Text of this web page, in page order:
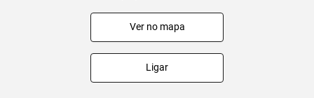
Ver no mapa
Ligar